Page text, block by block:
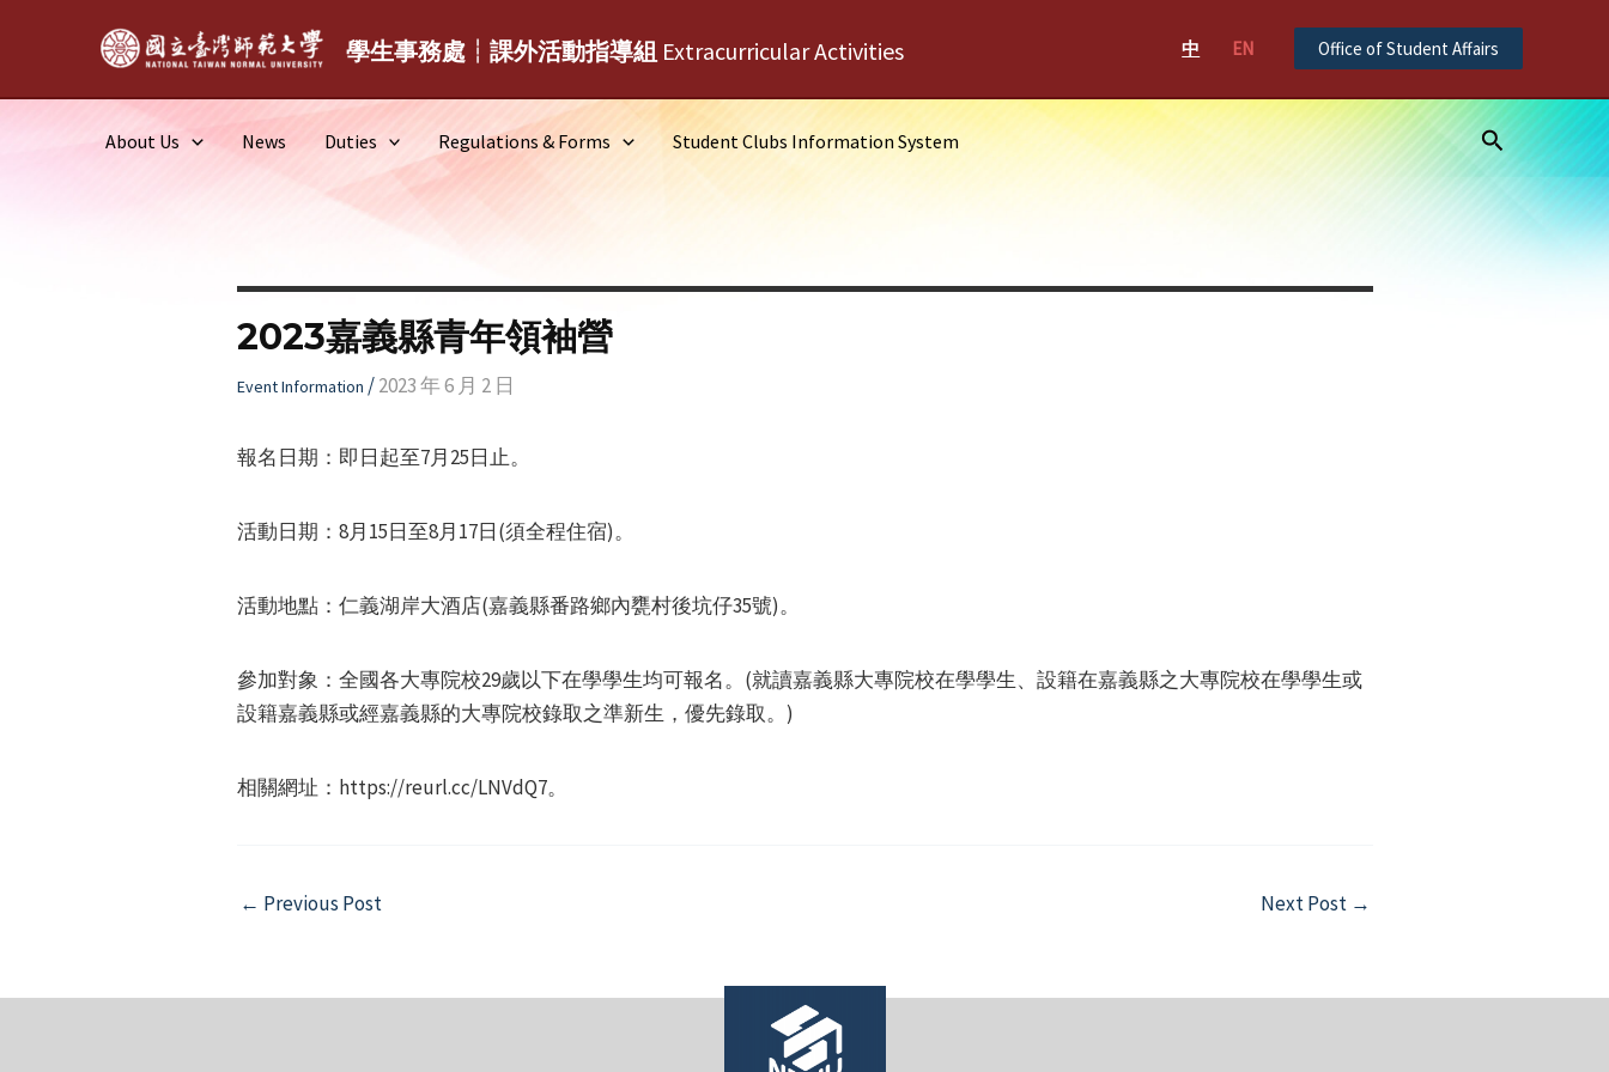
學生事務處┆課外活動指導組 Extracurricular Activities 中 EN Office of Student Affairs
About Us News Duties Regulations & Forms Student Clubs Information System Search
2023嘉義縣青年領袖營
Event Information /2023 年 6 月 2 日
報名日期：即日起至7月25日止。
活動日期：8月15日至8月17日(須全程住宿)。
活動地點：仁義湖岸大酒店(嘉義縣番路鄉內甕村後坑仔35號)。
參加對象：全國各大專院校29歲以下在學學生均可報名。(就讀嘉義縣大專院校在學學生、設籍在嘉義縣之大專院校在學學生或
設籍嘉義縣或經嘉義縣的大專院校錄取之準新生，優先錄取。)
相關網址：https://reurl.cc/LNVdQ7。
Post
← Previous Post Next Post →